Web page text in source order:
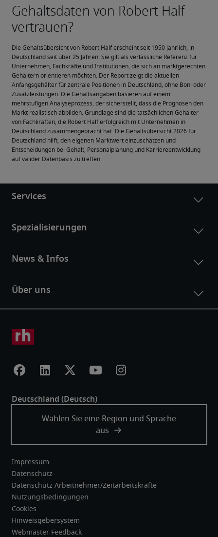
Die Gehaltsübersicht von Robert Half erscheint seit 1950 jährlich, in
Deutschland seit über 25 Jahren. Sie gilt als verlässliche Referenz für
Unternehmen, Fachkräfte und Institutionen, die sich an marktgerechten
Gehältern orientieren möchten. Der Report zeigt die aktuellen
Anfangsgehälter für zentrale Positionen in Deutschland, ohne Boni oder
Zusatzleistungen. Die Gehaltsangaben basieren auf einem
mehrstufigen Analyseprozess, der sicherstellt, dass die Prognosen den
Markt realistisch abbilden. Grundlage sind die tatsächlichen Gehälter
von Fachkräften, die Robert Half erfolgreich mit Unternehmen in
Deutschland zusammengebracht hat. Die Gehaltsübersicht 2026 für
Deutschland hilft, den eigenen Marktwert einzuschätzen und
Entscheidungen bei Gehalt, Personalplanung und Karriereentwicklung
auf valider Datenbasis zu treffen.
Impressum
Datenschutz
Datenschutz Arbeitnehmer/Zeitarbeitskräfte
Nutzungsbedingungen
Cookies
Hinweisgebersystem
Webmaster Feedback